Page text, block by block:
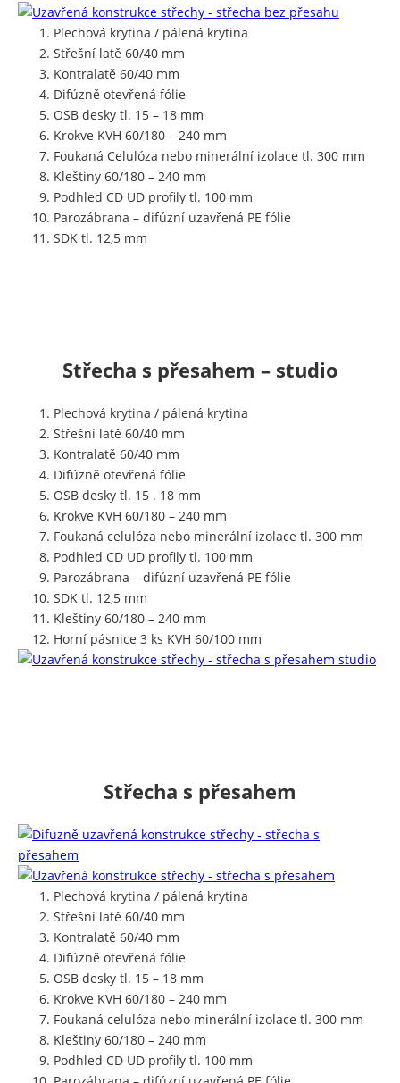
Plechová krytina / pálená krytina
Střešní latě 60/40 mm
Kontralatě 60/40 mm
Difúzně otevřená fólie
OSB desky tl. 15 – 18 mm
Krokve KVH 60/180 – 240 mm
Foukaná Celulóza nebo minerální izolace tl. 300 mm
Kleštiny 60/180 – 240 mm
Podhled CD UD profily tl. 100 mm
Parozábrana – difúzní uzavřená PE fólie
SDK tl. 12,5 mm
Střecha s přesahem – studio
Plechová krytina / pálená krytina
Střešní latě 60/40 mm
Kontralatě 60/40 mm
Difúzně otevřená fólie
OSB desky tl. 15 . 18 mm
Krokve KVH 60/180 – 240 mm
Foukaná celulóza nebo minerální izolace tl. 300 mm
Podhled CD UD profily tl. 100 mm
Parozábrana – difúzní uzavřená PE fólie
SDK tl. 12,5 mm
Kleštiny 60/180 – 240 mm
Horní pásnice 3 ks KVH 60/100 mm
Střecha s přesahem
Plechová krytina / pálená krytina
Střešní latě 60/40 mm
Kontralatě 60/40 mm
Difúzně otevřená fólie
OSB desky tl. 15 – 18 mm
Krokve KVH 60/180 – 240 mm
Foukaná celulóza nebo minerální izolace tl. 300 mm
Kleštiny 60/180 – 240 mm
Podhled CD UD profily tl. 100 mm